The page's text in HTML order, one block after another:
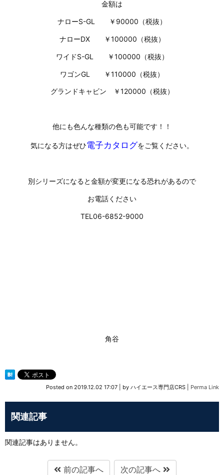
金額は
ナローS-GL ￥90000（税抜）
ナローDX ￥100000（税抜）
ワイドS-GL ￥100000（税抜）
ワゴンGL ￥110000（税抜）
グランドキャビン ￥120000（税抜）
他にも色んな種類の色も可能です！！
気になる方はぜひ電子カタログをご覧ください。
別シリーズになると金額が変更になる恐れがあるので
お電話ください
TEL06-6852-9000
角谷
Posted on 2019.12.02 17:07 by ハイエース専門店CRS Perma Link
関連記事
関連記事はありません。
前の記事へ 次の記事へ